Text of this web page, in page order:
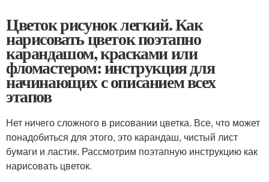
Цветок рисунок легкий. Как
нарисовать цветок поэтапно
карандашом, красками или
фломастером: инструкция для
начинающих с описанием всех
этапов
Нет ничего сложного в рисовании цветка. Все, что может
понадобиться для этого, это карандаш, чистый лист
бумаги и ластик. Рассмотрим поэтапную инструкцию как
нарисовать цветок.